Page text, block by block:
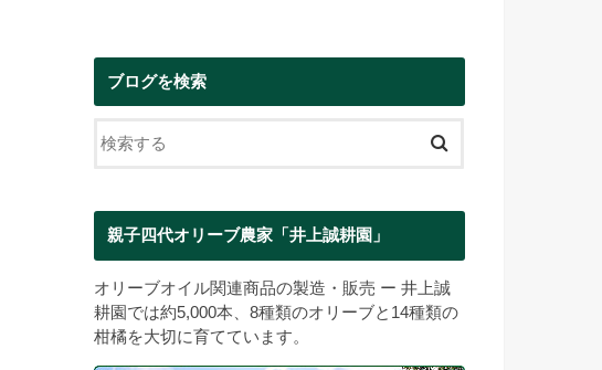
ブログを検索
親子四代オリーブ農家「井上誠耕園」
オリーブオイル関連商品の製造・販売 ー 井上誠
耕園では約5,000本、8種類のオリーブと14種類の
柑橘を大切に育てています。